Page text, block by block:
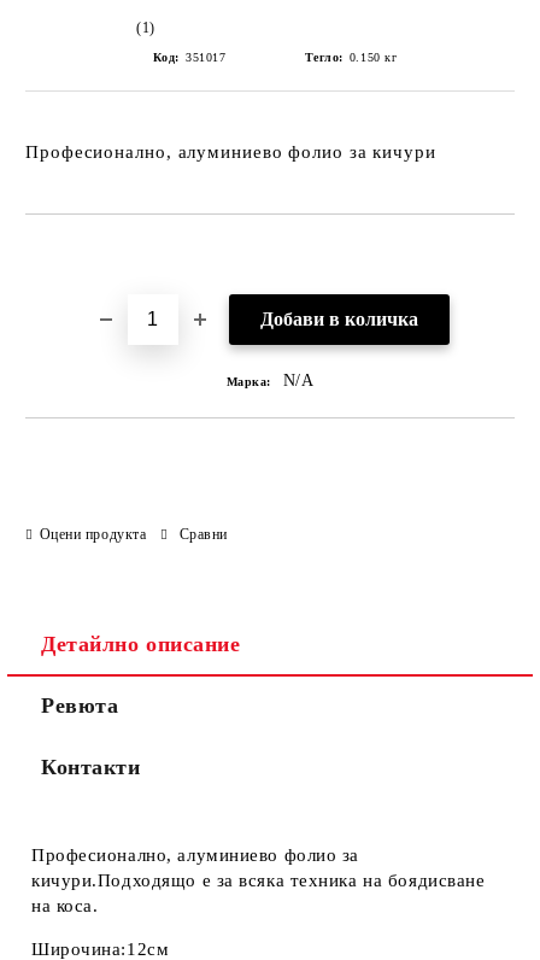
(1)
Код: 351017 Тегло: 0.150 кг
Професионално, алуминиево фолио за кичури
Марка: N/A
Оцени продукта Сравни
Детайлно описание
Ревюта
Контакти
Професионално, алуминиево фолио за
кичури.Подходящо е за всяка техника на боядисване
на коса.
Широчина:12см